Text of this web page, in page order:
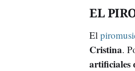
EL
El
Cristina.
artificiales